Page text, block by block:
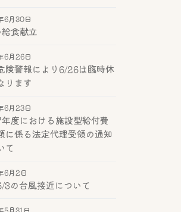
食献立
6月30日
険警報により6/26は臨時休
ります
6月26日
度における施設型給付費
に係る法定代理受領の通知
て
6月23日
3の台風接近について
6月2日
5月31日